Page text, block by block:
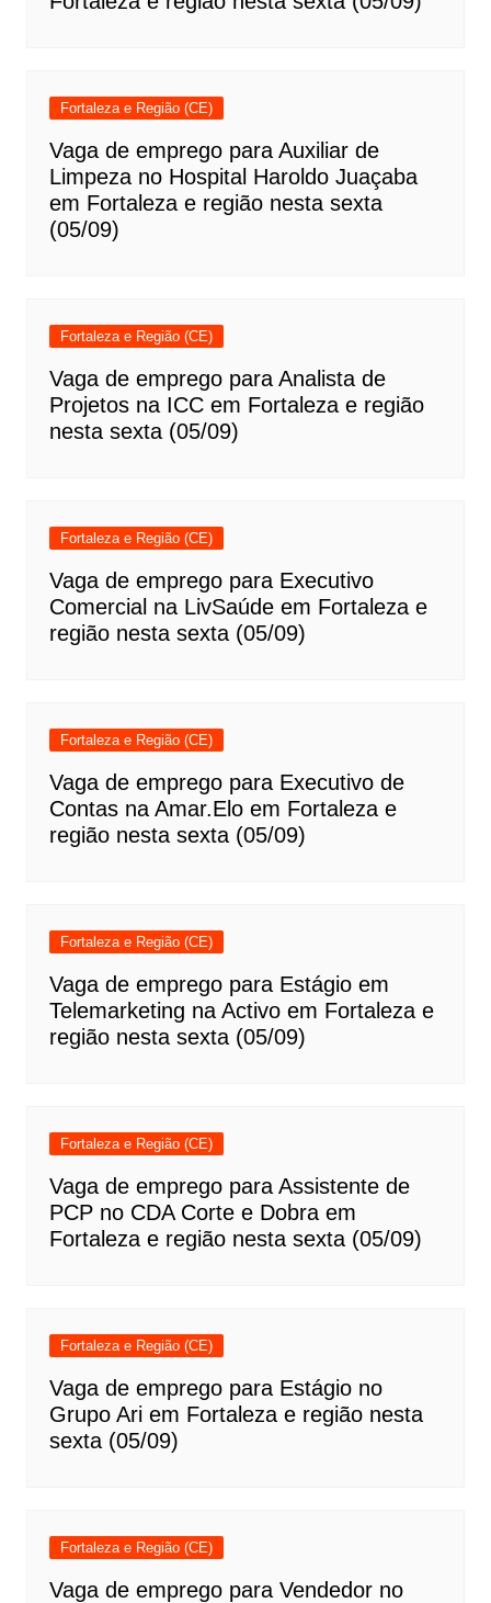
Fortaleza e Região (CE)
Vaga de emprego para Auxiliar de
Limpeza no Hospital Haroldo Juaçaba
em Fortaleza e região nesta sexta
(05/09)
Fortaleza e Região (CE)
Vaga de emprego para Analista de
Projetos na ICC em Fortaleza e região
nesta sexta (05/09)
Fortaleza e Região (CE)
Vaga de emprego para Executivo
Comercial na LivSaúde em Fortaleza e
região nesta sexta (05/09)
Fortaleza e Região (CE)
Vaga de emprego para Executivo de
Contas na Amar.Elo em Fortaleza e
região nesta sexta (05/09)
Fortaleza e Região (CE)
Vaga de emprego para Estágio em
Telemarketing na Activo em Fortaleza e
região nesta sexta (05/09)
Fortaleza e Região (CE)
Vaga de emprego para Assistente de
PCP no CDA Corte e Dobra em
Fortaleza e região nesta sexta (05/09)
Fortaleza e Região (CE)
Vaga de emprego para Estágio no
Grupo Ari em Fortaleza e região nesta
sexta (05/09)
Fortaleza e Região (CE)
Vaga de emprego para Vendedor no